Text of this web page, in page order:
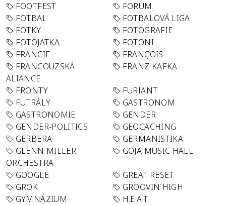
FOOTFEST
FORUM
FOTBAL
FOTBALOVÁ LIGA
FOTKY
FOTOGRAFIE
FOTOJATKA
FOTONI
FRANCIE
FRANÇOIS
FRANCOUZSKÁ
ALIANCE
FRANZ KAFKA
FRONTY
FURIANT
FUTRÁLY
GASTRONOM
GASTRONOMIE
GENDER
GENDER-POLITICS
GEOCACHING
GERBERA
GERMANISTIKA
GLENN MILLER
ORCHESTRA
GOJA MUSIC HALL
GOOGLE
GREAT RESET
GROK
GROOVIN´HIGH
GYMNÁZIUM
H.E.A.T.